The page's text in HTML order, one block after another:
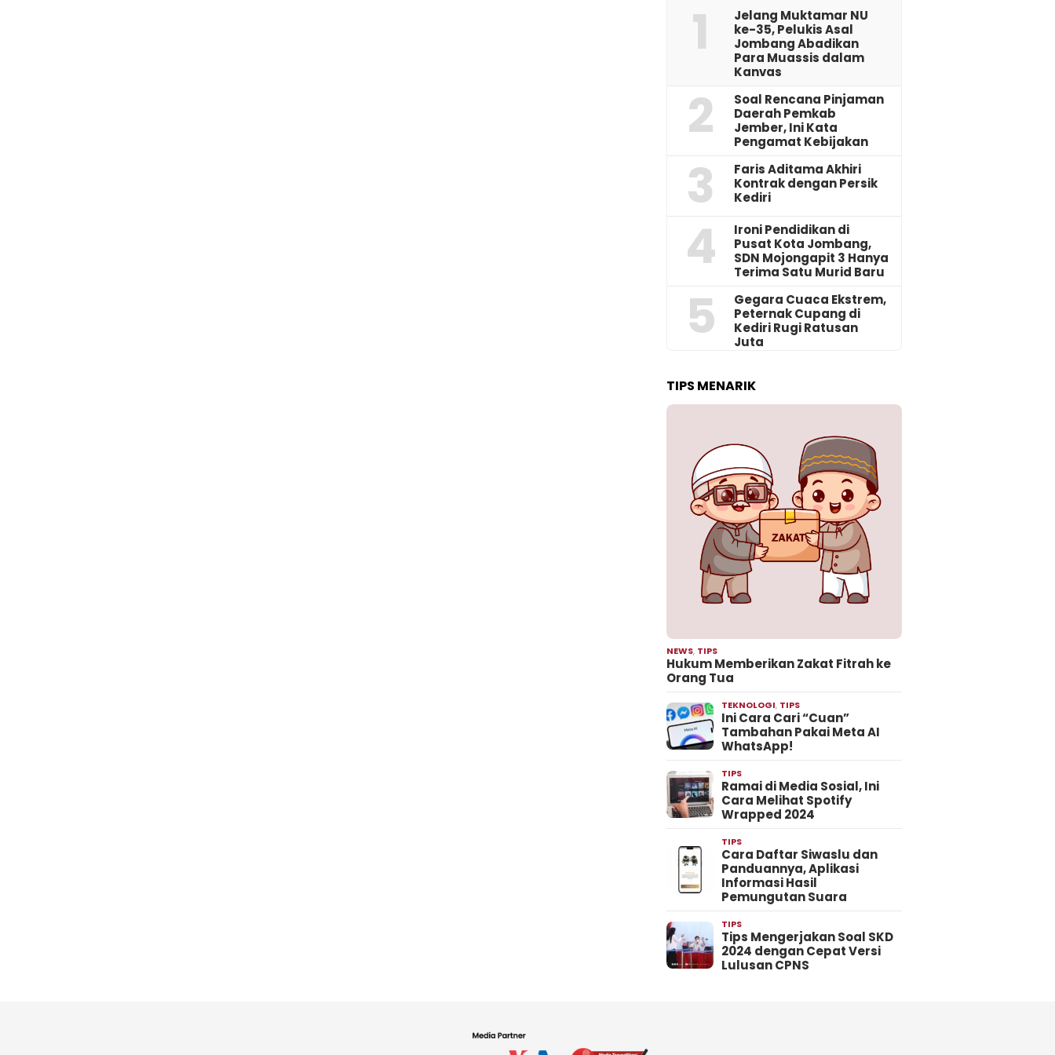
1
Jelang Muktamar NU
ke-35, Pelukis Asal
Jombang Abadikan
Para Muassis dalam
Kanvas
2
‎Soal Rencana Pinjaman
Daerah Pemkab
Jember, Ini Kata
Pengamat Kebijakan ‎
3
Faris Aditama Akhiri
Kontrak dengan Persik
Kediri
4
Ironi Pendidikan di
Pusat Kota Jombang,
SDN Mojongapit 3 Hanya
Terima Satu Murid Baru
5
‎Gegara Cuaca Ekstrem,
Peternak Cupang di
Kediri Rugi Ratusan
Juta
TIPS MENARIK
NEWS, TIPS
Hukum Memberikan Zakat Fitrah ke
Orang Tua
TEKNOLOGI, TIPS
Ini Cara Cari “Cuan”
Tambahan Pakai Meta AI
WhatsApp!
TIPS
Ramai di Media Sosial, Ini
Cara Melihat Spotify
Wrapped 2024
TIPS
Cara Daftar Siwaslu dan
Panduannya, Aplikasi
Informasi Hasil
Pemungutan Suara
TIPS
Tips Mengerjakan Soal SKD
2024 dengan Cepat Versi
Lulusan CPNS